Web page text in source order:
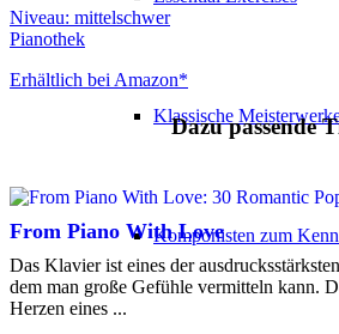
Klassische
Komponisten zum
Niveau: mittelschwer
Pianothek
Erhältlich bei Amazon*
Dazu passende
From Piano With Love
Das Klavier ist eines der
dem man große Gefühle vermitteln kann.
Herzen eines ...